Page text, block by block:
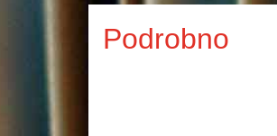
Podrobno